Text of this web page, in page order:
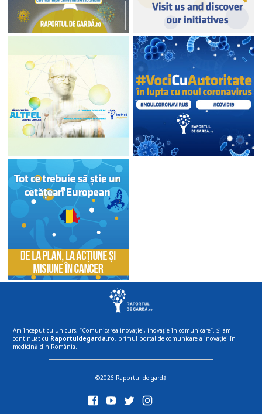
Am început cu un curs, “Comunicarea inovației, inovație în comunicare”. Și am
continuat cu Raportuldegarda.ro, primul portal de comunicare a inovației în
medicină din România.
©2026 Raportul de gardă